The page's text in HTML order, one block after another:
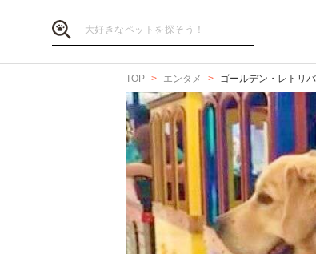
TOP エンタメ ゴールデン・レトリ